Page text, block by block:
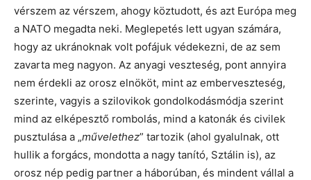
vérszem az vérszem, ahogy köztudott, és azt Európa meg
a NATO megadta neki. Meglepetés lett ugyan számára,
hogy az ukránoknak volt pofájuk védekezni, de az sem
zavarta meg nagyon. Az anyagi veszteség, pont annyira
nem érdekli az orosz elnököt, mint az emberveszteség,
szerinte, vagyis a szilovikok gondolkodásmódja szerint
mind az elképesztő rombolás, mind a katonák és civilek
pusztulása a „művelethez” tartozik (ahol gyalulnak, ott
hullik a forgács, mondotta a nagy tanító, Sztálin is), az
orosz nép pedig partner a háborúban, és mindent vállal a